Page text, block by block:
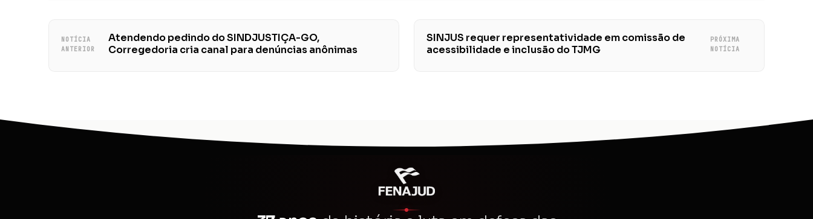
NOTÍCIA
ANTERIOR
Atendendo pedindo do SINDJUSTIÇA-GO,
Corregedoria cria canal para denúncias anônimas
SINJUS requer representatividade em comissão de
acessibilidade e inclusão do TJMG
PRÓXIMA
NOTÍCIA